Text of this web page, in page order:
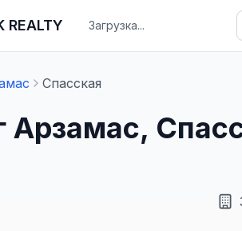
REALTY Загрузка...
Спасская
Арзамас,